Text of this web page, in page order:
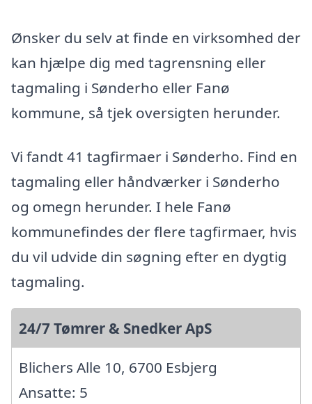
Ønsker du selv at finde en virksomhed der
kan hjælpe dig med tagrensning eller
tagmaling i Sønderho eller Fanø
kommune, så tjek oversigten herunder.
Vi fandt 41 tagfirmaer i Sønderho. Find en
tagmaling eller håndværker i Sønderho
og omegn herunder. I hele Fanø
kommunefindes der flere tagfirmaer, hvis
du vil udvide din søgning efter en dygtig
tagmaling.
24/7 Tømrer & Snedker ApS
Blichers Alle 10, 6700 Esbjerg
Ansatte: 5